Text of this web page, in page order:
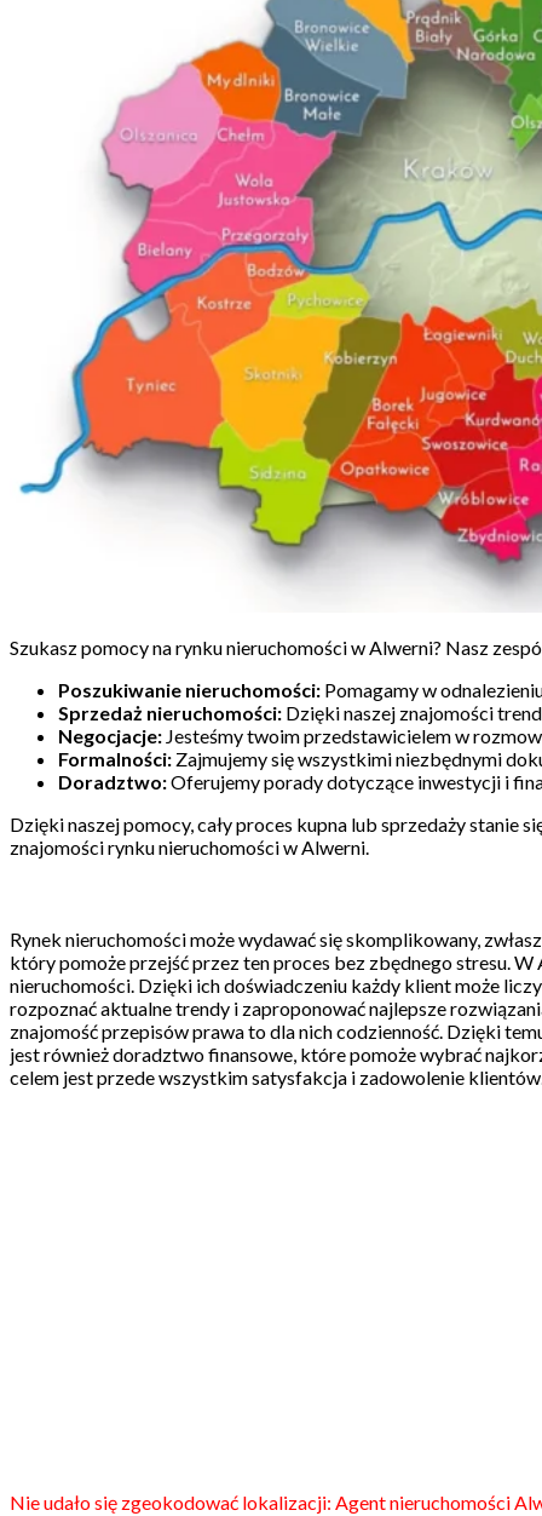
Szukasz pomocy na rynku nieruchomości w Alwerni? Nasz
Poszukiwanie nieruchomości: Pomagamy w
Sprzedaż nieruchomości: Dzięki naszej znajomości
Negocjacje: Jesteśmy twoim przedstawicielem w
Formalności: Zajmujemy się wszystkimi niezbędnymi
Doradztwo:Oferujemy porady dotyczące inwestycji i
Dzięki naszej pomocy, cały proces kupna lub sprzedaży stanie
znajomości rynku nieruchomości w Alwerni.
Rynek nieruchomości może wydawać się skomplikowany,
który pomoże przejść przez ten proces bez zbędnego stresu.
nieruchomości. Dzięki ich doświadczeniu każdy klient może
rozpoznać aktualne trendy i zaproponować najlepsze
znajomość przepisów prawa to dla nich codzienność. Dzięki
jest również doradztwo finansowe, które pomoże wybrać
celem jest przede wszystkim satysfakcja i zadowolenie
Nie udało się zgeokodować lokalizacji: Agent nieruchomości